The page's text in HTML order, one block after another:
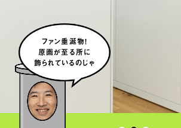
ファン垂涎物！
原画が至る所に
飾られているのじゃ